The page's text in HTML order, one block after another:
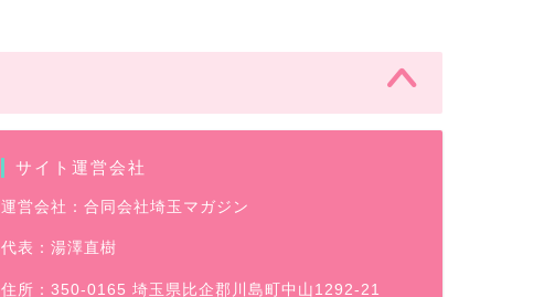
サイト運営会社
運営会社：合同会社埼玉マガジン
代表：湯澤直樹
住所：350-0165 埼玉県比企郡川島町中山1292-21